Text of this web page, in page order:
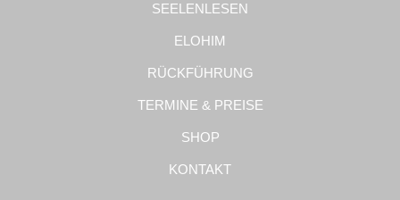
SEELENLESEN
ELOHIM
RÜCKFÜHRUNG
TERMINE & PREISE
SHOP
KONTAKT